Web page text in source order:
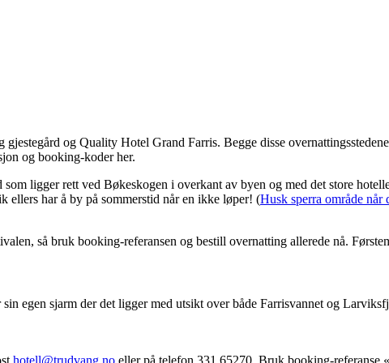
og Quality Hotel Grand Farris. Begge disse
og booking-koder her.
ligger rett ved Bøkeskogen i overkant av byen og med det store
ellers har å by på sommerstid når en ikke løper! (Husk sperra område når
så bruk booking-referansen og bestill overnatting allerede nå.
egen sjarm der det ligger med utsikt over både Farrisvannet og